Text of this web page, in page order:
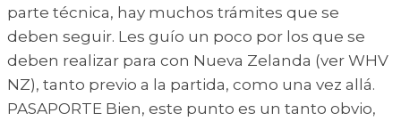
parte técnica, hay muchos trámites que se
deben seguir. Les guío un poco por los que se
deben realizar para con Nueva Zelanda (ver WHV
NZ), tanto previo a la partida, como una vez allá.
PASAPORTE Bien, este punto es un tanto obvio,